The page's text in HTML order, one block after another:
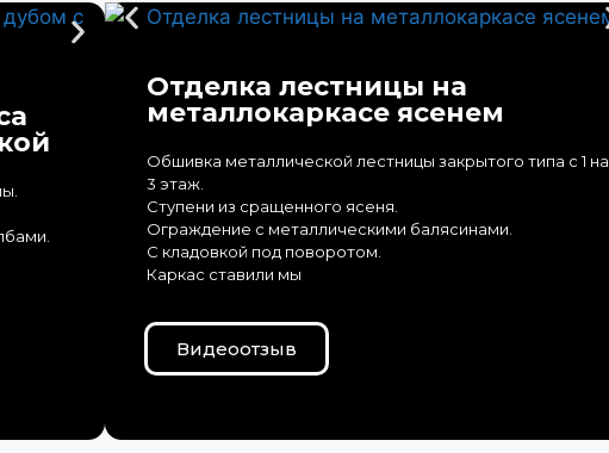
Отделка лестницы на
металлокаркасе ясенем
Обшивка металлической лестницы закрытого типа с 1 на
3 этаж.
Ступени из сращенного ясеня.
Ограждение с металлическими балясинами.
С кладовкой под поворотом.
Каркас ставили мы
Видеоотзыв